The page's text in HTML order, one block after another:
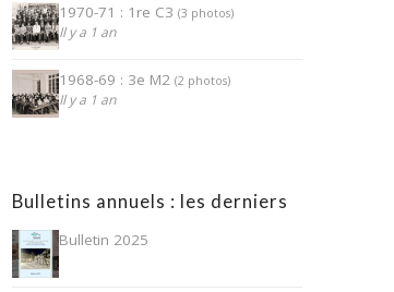
1970-71 : 1re C3(3 photos)
Il y a 1 an
1968-69 : 3e M2(2 photos)
Il y a 1 an
Bulletins annuels : les derniers
Bulletin 2025